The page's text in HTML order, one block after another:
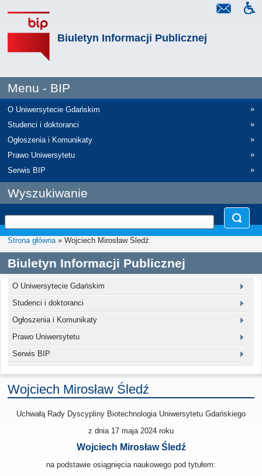
Biuletyn Informacji Publicznej
Menu - BIP
O Uniwersytecie Gdańskim
»
Studenci i doktoranci
»
Ogłoszenia i Komunikaty
»
Prawo Uniwersytetu
»
Serwis BIP
»
Wyszukiwanie
Strona główna» Wojciech Mirosław Śledź
Biuletyn Informacji Publicznej
O Uniwersytecie Gdańskim
Studenci i doktoranci
Ogłoszenia i Komunikaty
Prawo Uniwersytetu
Serwis BIP
Wojciech Mirosław Śledź
Uchwałą Rady Dyscypliny Biotechnologia Uniwersytetu Gdańskiego
z dnia 17 maja 2024 roku
Wojciech Mirosław Śledź
na podstawie osiągnięcia naukowego pod tytułem: